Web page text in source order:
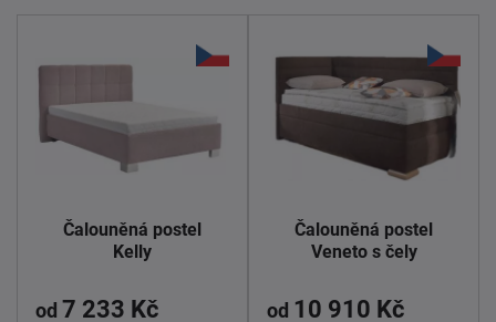
Čalouněná postel
Kelly
od 7 233 Kč
Čalouněná postel
Veneto s čely
od 10 910 Kč